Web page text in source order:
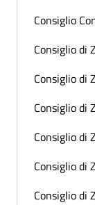
Consiglio
Consiglio di
Consiglio di
Consiglio di
Consiglio di
Consiglio di
Consiglio di